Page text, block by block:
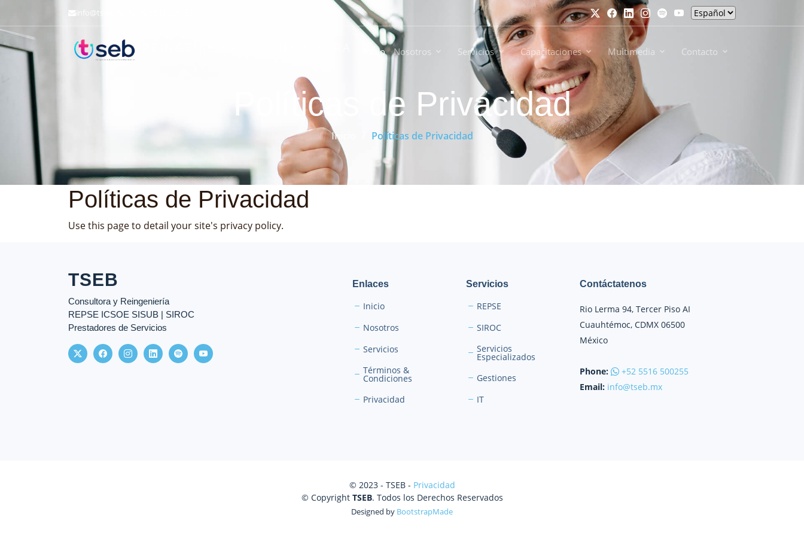
in fo@tse
Inicio Nosotros Servicios Capacitaciones Multimedia Contacto
Políticas de Privacidad
Inicio Políticas de Privacidad
Políticas de Privacidad
Use this page to detail your site's privacy policy.
TSEB
Consultora y Reingeniería
REPSE ICSOE SISUB | SIROC
Prestadores de Servicios
Enlaces
Inicio
Nosotros
Servicios
Términos &
Condiciones
Privacidad
Servicios
REPSE
SIROC
Servicios
Especializados
Gestiones
IT
Contáctatenos
Rio Lerma 94, Tercer Piso AI
Cuauhtémoc, CDMX 06500
México
Phone:
+52 5516 500255
Email: info@tseb.mx
© 2023 - TSEB - Privacidad
© Copyright TSEB. Todos los Derechos Reservados
Designed by BootstrapMade